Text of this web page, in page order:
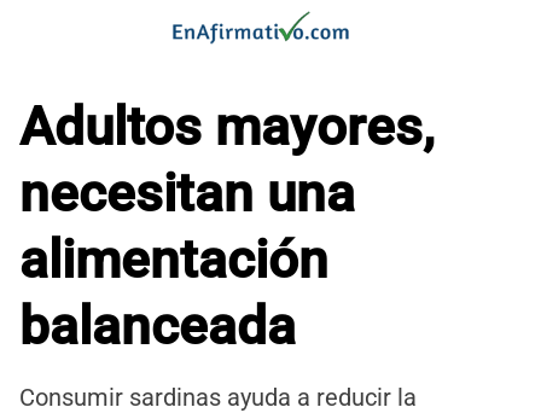
Adultos mayores,
necesitan una
alimentación
balanceada
Consumir sardinas ayuda a reducir la